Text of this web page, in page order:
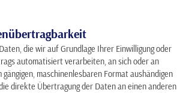
die wir auf Grundlage Ihrer Einwilligung oder
automatisiert verarbeiten, an sich oder an
maschinenlesbaren Format aushändigen
direkte Übertragung der Daten an einen anderen